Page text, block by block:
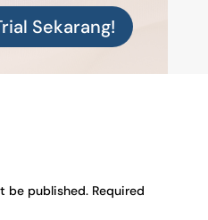
Sekarang!
be published. Required